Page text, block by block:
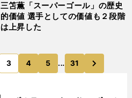
三笘薫「スーパーゴール」の歴史
的価値 選手としての価値も２段階
は上昇した
のページへ3 4 5 ... 31